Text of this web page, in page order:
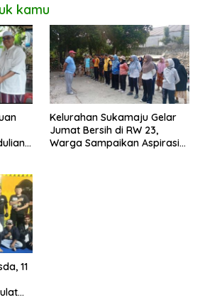
kamu
Kelurahan Sukamaju Gelar
Jumat Bersih di RW 23,
Warga Sampaikan Aspirasi
11